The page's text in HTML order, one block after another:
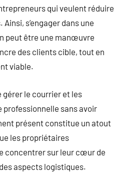
qui veulent réduire
s’engager dans une
peut être une manœuvre
des clients cible, tout en
viable.
gérer le courrier et les
professionnelle sans avoir
présent constitue un atout
les propriétaires
concentrer sur leur cœur de
aspects logistiques.